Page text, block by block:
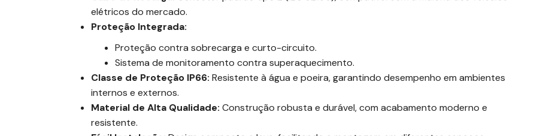
elétricos do mercado.
Proteção Integrada:
Proteção contra sobrecarga e curto-circuito.
Sistema de monitoramento contra superaquecimento.
Classe de Proteção IP66: Resistente à água e poeira, garantindo desempenho em ambientes
internos e externos.
Material de Alta Qualidade: Construção robusta e durável, com acabamento moderno e
resistente.